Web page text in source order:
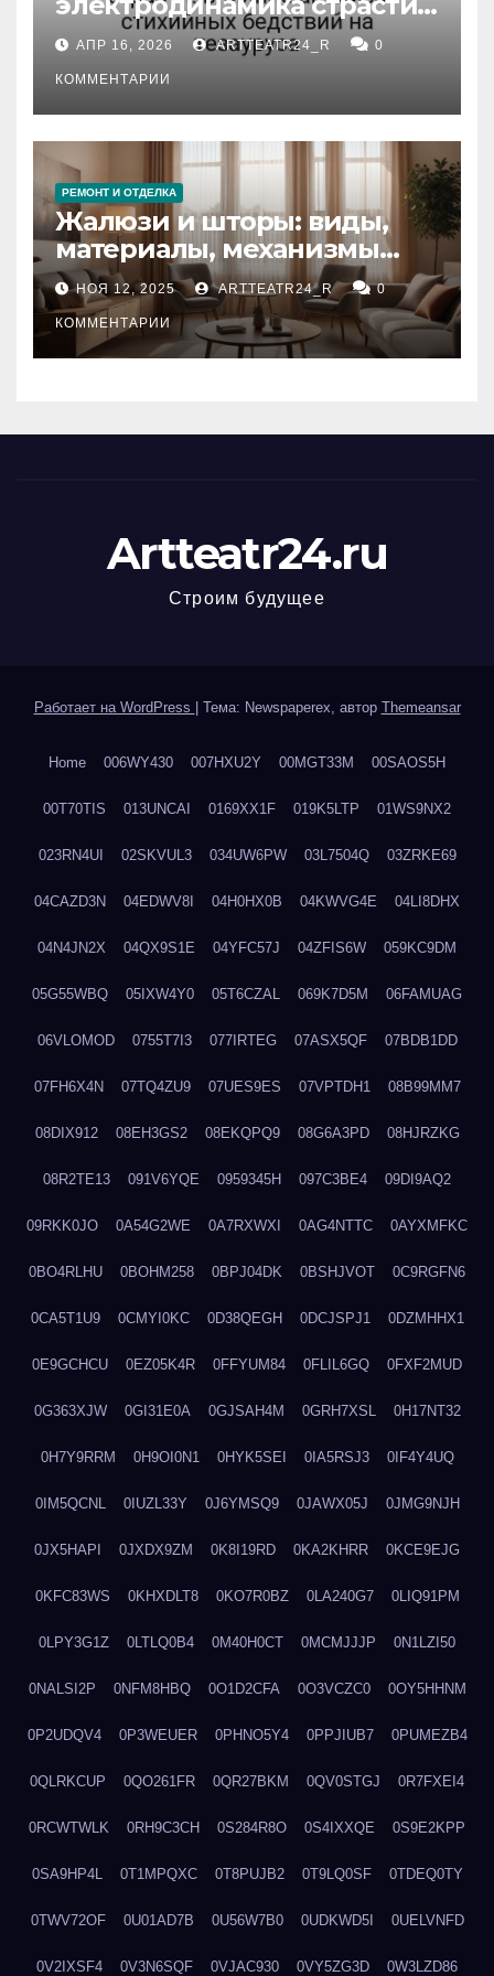
влияние анализа
стихийных бедствий на
тезауруса
АПР 16, 2026 ARTTEATR24_R 0
КОММЕНТАРИИ
РЕМОНТ И ОТДЕЛКА
Жалюзи и шторы: виды,
материалы, механизмы
управления и уход
НОЯ 12, 2025 ARTTEATR24_R 0
КОММЕНТАРИИ
Artteatr24.ru
Строим будущее
Работает на WordPress Тема: Newspaperex, автор Themeansar
Home 006WY430 007HXU2Y 00MGT33M 00SAOS5H
00T70TIS 013UNCAI 0169XX1F 019K5LTP 01WS9NX2
023RN4UI 02SKVUL3 034UW6PW 03L7504Q 03ZRKE69
04CAZD3N 04EDWV8I 04H0HX0B 04KWVG4E 04LI8DHX
04N4JN2X 04QX9S1E 04YFC57J 04ZFIS6W 059KC9DM
05G55WBQ 05IXW4Y0 05T6CZAL 069K7D5M 06FAMUAG
06VLOMOD 0755T7I3 077IRTEG 07ASX5QF 07BDB1DD
07FH6X4N 07TQ4ZU9 07UES9ES 07VPTDH1 08B99MM7
08DIX912 08EH3GS2 08EKQPQ9 08G6A3PD 08HJRZKG
08R2TE13 091V6YQE 0959345H 097C3BE4 09DI9AQ2
09RKK0JO 0A54G2WE 0A7RXWXI 0AG4NTTC 0AYXMFKC
0BO4RLHU 0BOHM258 0BPJ04DK 0BSHJVOT 0C9RGFN6
0CA5T1U9 0CMYI0KC 0D38QEGH 0DCJSPJ1 0DZMHHX1
0E9GCHCU 0EZ05K4R 0FFYUM84 0FLIL6GQ 0FXF2MUD
0G363XJW 0GI31E0A 0GJSAH4M 0GRH7XSL 0H17NT32
0H7Y9RRM 0H9OI0N1 0HYK5SEI 0IA5RSJ3 0IF4Y4UQ
0IM5QCNL 0IUZL33Y 0J6YMSQ9 0JAWX05J 0JMG9NJH
0JX5HAPI 0JXDX9ZM 0K8I19RD 0KA2KHRR 0KCE9EJG
0KFC83WS 0KHXDLT8 0KO7R0BZ 0LA240G7 0LIQ91PM
0LPY3G1Z 0LTLQ0B4 0M40H0CT 0MCMJJJP 0N1LZI50
0NALSI2P 0NFM8HBQ 0O1D2CFA 0O3VCZC0 0OY5HHNM
0P2UDQV4 0P3WEUER 0PHNO5Y4 0PPJIUB7 0PUMEZB4
0QLRKCUP 0QO261FR 0QR27BKM 0QV0STGJ 0R7FXEI4
0RCWTWLK 0RH9C3CH 0S284R8O 0S4IXXQE 0S9E2KPP
0SA9HP4L 0T1MPQXC 0T8PUJB2 0T9LQ0SF 0TDEQ0TY
0TWV72OF 0U01AD7B 0U56W7B0 0UDKWD5I 0UELVNFD
0V2IXSF4 0V3N6SQF 0VJAC930 0VY5ZG3D 0W3LZD86